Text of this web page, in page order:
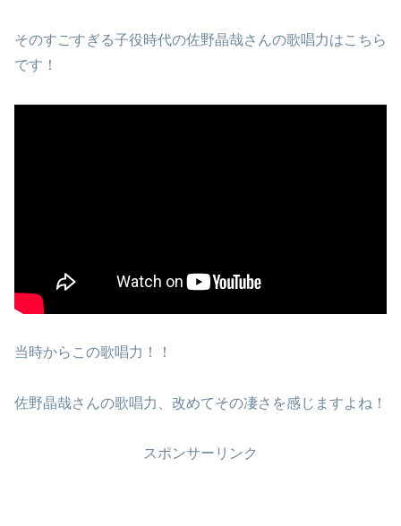
そのすごすぎる子役時代の佐野晶哉さんの歌唱力はこちら
です！
当時からこの歌唱力！！
佐野晶哉さんの歌唱力、改めてその凄さを感じますよね！
スポンサーリンク